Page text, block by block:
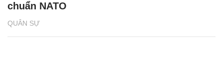
QUÂN SỰ
chuẩn NATO